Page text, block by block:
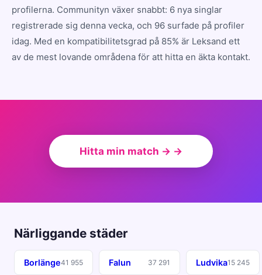
profilerna. Communityn växer snabbt: 6 nya singlar
registrerade sig denna vecka, och 96 surfade på profiler
idag. Med en kompatibilitetsgrad på 85% är Leksand ett
av de mest lovande områdena för att hitta en äkta kontakt.
Hitta min match → →
Närliggande städer
Borlänge41 955 Falun 37 291 Ludvika15 245